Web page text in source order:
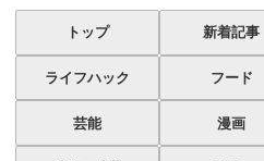
トップ 新着記事
ライフハック フード
芸能 漫画